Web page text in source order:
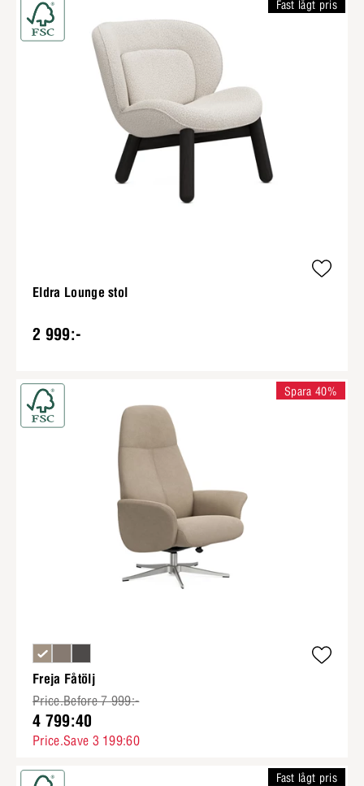
Eldra Lounge stol
2 999:-
Fast lågt pris
Freja Fåtölj
Price.Before 7 999:-
4 799:40
Price.Save 3 199:60
Spara 40%
Fast lågt pris